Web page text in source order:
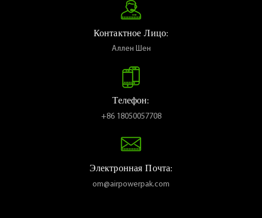
Контактное Лицо:
Аллен Шен
Телефон:
+86 18050057708
Электронная Почта:
om@airpowerpak.com